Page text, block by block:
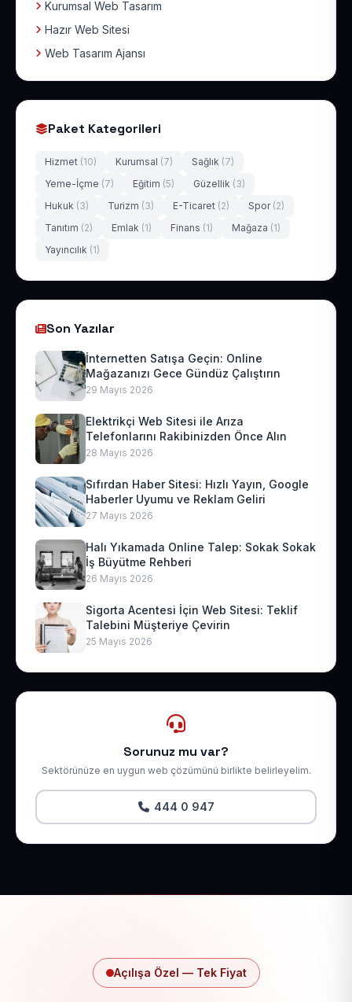
Kurumsal Web Tasarım
Hazır Web Sitesi
Web Tasarım Ajansı
Paket Kategorileri
Hizmet (10) Kurumsal (7) Sağlık (7)
Yeme-İçme (7) Eğitim (5) Güzellik (3)
Hukuk (3) Turizm (3) E-Ticaret (2) Spor (2)
Tanıtım (2) Emlak (1) Finans (1) Mağaza (1)
Yayıncılık (1)
Son Yazılar
İnternetten Satışa Geçin: Online
Mağazanızı Gece Gündüz Çalıştırın
29 Mayıs 2026
Elektrikçi Web Sitesi ile Arıza
Telefonlarını Rakibinizden Önce Alın
28 Mayıs 2026
Sıfırdan Haber Sitesi: Hızlı Yayın, Google
Haberler Uyumu ve Reklam Geliri
27 Mayıs 2026
Halı Yıkamada Online Talep: Sokak Sokak
İş Büyütme Rehberi
26 Mayıs 2026
Sigorta Acentesi İçin Web Sitesi: Teklif
Talebini Müşteriye Çevirin
25 Mayıs 2026
Sorunuz mu var?
Sektörünüze en uygun web çözümünü birlikte belirleyelim.
444 0 947
Açılışa Özel — Tek Fiyat